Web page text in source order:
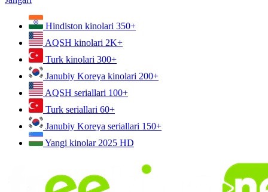
Hindiston kinolari 350+
AQSH kinolari 2K+
Turk kinolari 300+
Janubiy Koreya kinolari 200+
AQSH seriallari 100+
Turk seriallari 60+
Janubiy Koreya seriallari 150+
Yangi kinolar 2025 HD